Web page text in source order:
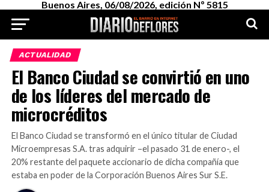
Buenos Aires, 06/08/2026, edición Nº 5815
ACTUALIDAD
El Banco Ciudad se convirtió en uno
de los líderes del mercado de
microcréditos
El Banco Ciudad se transformó en el único titular de Ciudad
Microempresas S.A. tras adquirir –el pasado 31 de enero-, el
20% restante del paquete accionario de dicha compañía que
estaba en poder de la Corporación Buenos Aires Sur S.E.